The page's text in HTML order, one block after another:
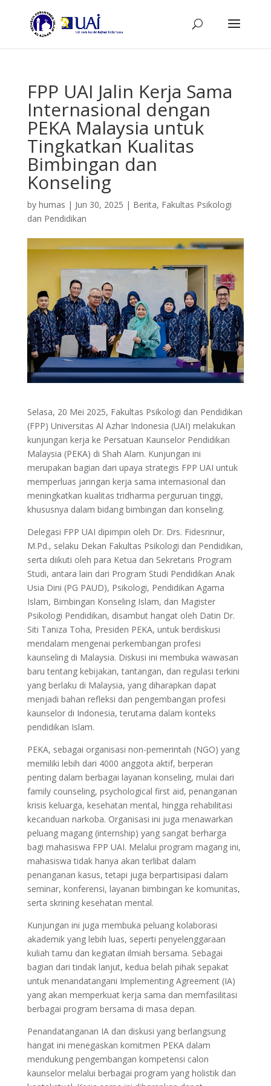
FPP UAI Jalin Kerja Sama
Internasional dengan
PEKA Malaysia untuk
Tingkatkan Kualitas
Bimbingan dan
Konseling
by humas | Jun 30, 2025 | Berita, Fakultas Psikologi
dan Pendidikan
Selasa, 20 Mei 2025, Fakultas Psikologi dan Pendidikan
(FPP) Universitas Al Azhar Indonesia (UAI) melakukan
kunjungan kerja ke Persatuan Kaunselor Pendidikan
Malaysia (PEKA) di Shah Alam. Kunjungan ini
merupakan bagian dari upaya strategis FPP UAI untuk
memperluas jaringan kerja sama internasional dan
meningkatkan kualitas tridharma perguruan tinggi,
khususnya dalam bidang bimbingan dan konseling.
Delegasi FPP UAI dipimpin oleh Dr. Drs. Fidesrinur,
M.Pd., selaku Dekan Fakultas Psikologi dan Pendidikan,
serta diikuti oleh para Ketua dan Sekretaris Program
Studi, antara lain dari Program Studi Pendidikan Anak
Usia Dini (PG PAUD), Psikologi, Pendidikan Agama
Islam, Bimbingan Konseling Islam, dan Magister
Psikologi Pendidikan, disambut hangat oleh Datin Dr.
Siti Taniza Toha, Presiden PEKA, untuk berdiskusi
mendalam mengenai perkembangan profesi
kaunseling di Malaysia. Diskusi ini membuka wawasan
baru tentang kebijakan, tantangan, dan regulasi terkini
yang berlaku di Malaysia, yang diharapkan dapat
menjadi bahan refleksi dan pengembangan profesi
kaunselor di Indonesia, terutama dalam konteks
pendidikan Islam.
PEKA, sebagai organisasi non-pemerintah (NGO) yang
memiliki lebih dari 4000 anggota aktif, berperan
penting dalam berbagai layanan konseling, mulai dari
family counseling, psychological first aid, penanganan
krisis keluarga, kesehatan mental, hingga rehabilitasi
kecanduan narkoba. Organisasi ini juga menawarkan
peluang magang (internship) yang sangat berharga
bagi mahasiswa FPP UAI. Melalui program magang ini,
mahasiswa tidak hanya akan terlibat dalam
penanganan kasus, tetapi juga berpartisipasi dalam
seminar, konferensi, layanan bimbingan ke komunitas,
serta skrining kesehatan mental.
Kunjungan ini juga membuka peluang kolaborasi
akademik yang lebih luas, seperti penyelenggaraan
kuliah tamu dan kegiatan ilmiah bersama. Sebagai
bagian dari tindak lanjut, kedua belah pihak sepakat
untuk menandatangani Implementing Agreement (IA)
yang akan memperkuat kerja sama dan memfasilitasi
berbagai program bersama di masa depan.
Penandatanganan IA dan diskusi yang berlangsung
hangat ini menegaskan komitmen PEKA dalam
mendukung pengembangan kompetensi calon
kaunselor melalui berbagai program yang holistik dan